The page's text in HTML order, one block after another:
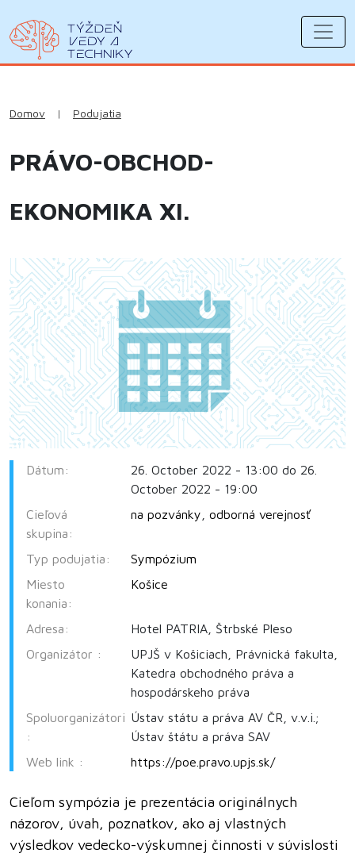
Domov | Podujatia
PRÁVO-OBCHOD-
EKONOMIKA XI.
Dátum:
26. October 2022 - 13:00 do 26.
October 2022 - 19:00
Cieľová
skupina:
na pozvánky odborná verejnosť
Typ podujatia:
Sympózium
Miesto
konania:
Košice
Adresa:
Hotel PATRIA, Štrbské Pleso
Organizátor :
UPJŠ v Košiciach, Právnická fakulta,
Katedra obchodného práva a
hospodárskeho práva
Spoluorganizátori
:
Ústav státu a práva AV ČR, v.v.i.;
Ústav štátu a práva SAV
Web link :
https://poe.pravo.upjs.sk/
Cieľom sympózia je prezentácia originálnych
názorov, úvah, poznatkov, ako aj vlastných
výsledkov vedecko-výskumnej činnosti v súvislosti